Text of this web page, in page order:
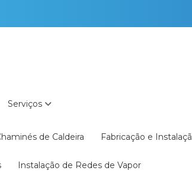
Serviços
de Caldeira Fabricação e
Instalação de Redes de Vapor